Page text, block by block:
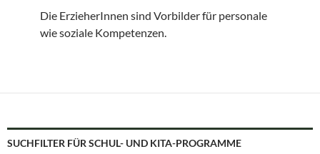
Die ErzieherInnen sind Vorbilder für personale
wie soziale Kompetenzen.
SUCHFILTER FÜR SCHUL- UND KITA-PROGRAMME